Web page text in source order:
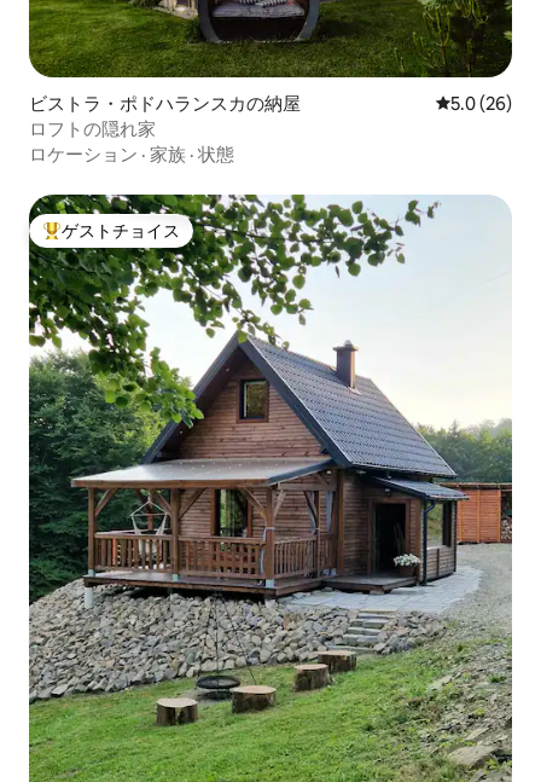
ビストラ・ポドハランスカの納屋 レビュー26
5.0 (26)
ロフトの隠れ家
ロケーション · 家族 · 状態
大好評のゲストチョイスです。
ゲストチョイス